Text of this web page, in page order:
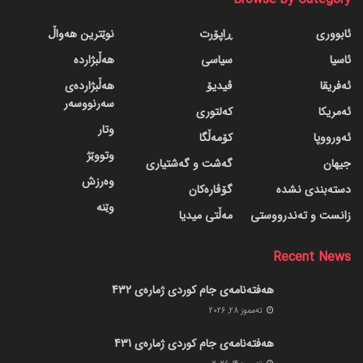
ئابووری
ئاسیا
ئەفریقا
ئەمریکا
ئەورووپا
جیهان
دسته‌بندی نشده
زانست و تەندرووستی
ڕاپۆرت
سیاسی
ڤیدیۆ
کەلتوری
کۆمەڵگا
گه‌شت و گه‌شتیاری
گۆڤاره‌کان
مەڵتی میدیا
نوێترین هەواڵ
هەڵبژاردە
هەڵبژاردەی
سەرنووسەر
وتار
وتووێژ
وەرزش
وێنە
Recent News
هەفتەنامەی جام کوردی ژمارەی 432
ته‌مموز 28, 2026
هەفتەنامەی جام کوردی ژمارەی 431